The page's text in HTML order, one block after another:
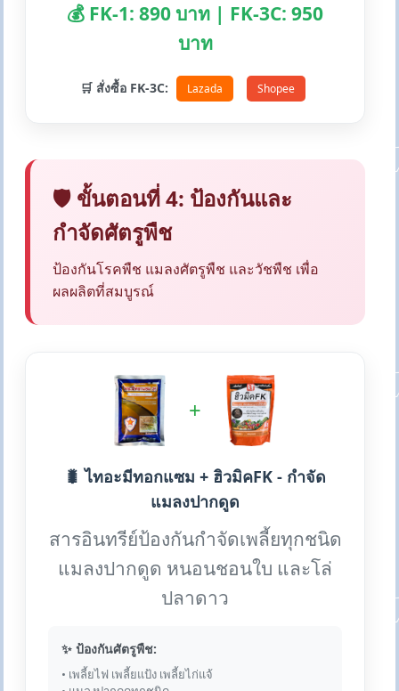
💰 FK-1: 890 บาท | FK-3C: 950
บาท
🛒 สั่งซื้อ FK-3C: Lazada Shopee
🛡️ ขั้นตอนที่ 4: ป้องกันและ
กำจัดศัตรูพืช
ป้องกันโรคพืช แมลงศัตรูพืช และวัชพืช เพื่อ
ผลผลิตที่สมบูรณ์
+
🐛 ไทอะมีทอกแซม + ฮิวมิคFK - กำจัด
แมลงปากดูด
สารอินทรีย์ป้องกันกำจัดเพลี้ยทุกชนิด
แมลงปากดูด หนอนชอนใบ และโล่
ปลาดาว
✨ ป้องกันศัตรูพืช:
• เพลี้ยไฟ เพลี้ยแป้ง เพลี้ยไก่แจ้